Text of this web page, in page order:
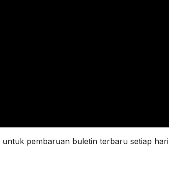
untuk pembaruan buletin terbaru setiap hari